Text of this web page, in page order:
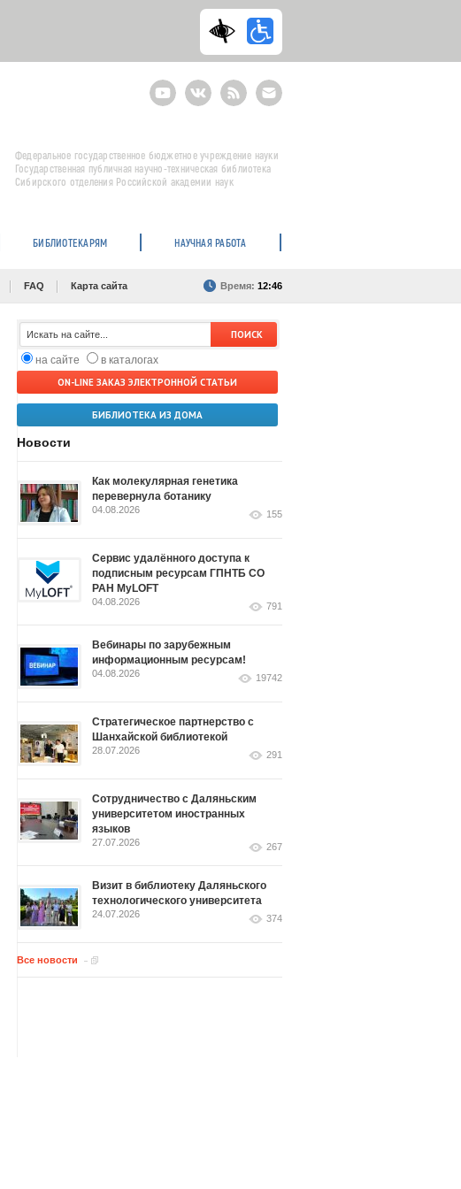
YoutubeВКонтактеRSS
E-
mail
подписка
Федеральное государственное бюджетное учреждение науки
Государственная публичная научно-техническая библиотека
Сибирского отделения Российской академии наук
БИБЛИОТЕКАРЯМ НАУЧНАЯ РАБОТА
FAQ Карта сайта Время: 12:46
на сайте
в каталогах
ON-LINE ЗАКАЗ ЭЛЕКТРОННОЙ СТАТЬИ
БИБЛИОТЕКА ИЗ ДОМА
Новости
Как молекулярная генетика
перевернула ботанику
04.08.2026 155
Сервис удалённого доступа к
подписным ресурсам ГПНТБ СО
РАН MyLOFT
04.08.2026 791
Вебинары по зарубежным
информационным ресурсам!
04.08.2026 19742
Стратегическое партнерство с
Шанхайской библиотекой
28.07.2026 291
Сотрудничество с Даляньским
университетом иностранных
языков
27.07.2026 267
Визит в библиотеку Даляньского
технологического университета
24.07.2026 374
Все новости